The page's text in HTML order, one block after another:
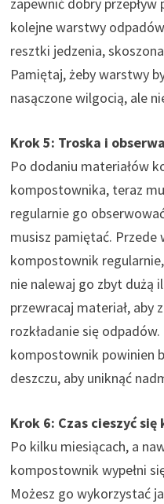
zapewnić dobry
kolejne warstwy
resztki jedzenia,
Pamiętaj, żeby warstwy
nasączone wilgocią, ale
Krok 5: Troska i
Po dodaniu materiałów
kompostownika, teraz
regularnie go
musisz pamiętać.
kompostownik
nie nalewaj go zbyt dużą
przewracaj materiał, aby
rozkładanie się
kompostownik powinien
deszczu, aby uniknąć
Krok 6: Czas cieszyć
Po kilku miesiącach, a
kompostownik wypełni
Możesz go wykorzystać